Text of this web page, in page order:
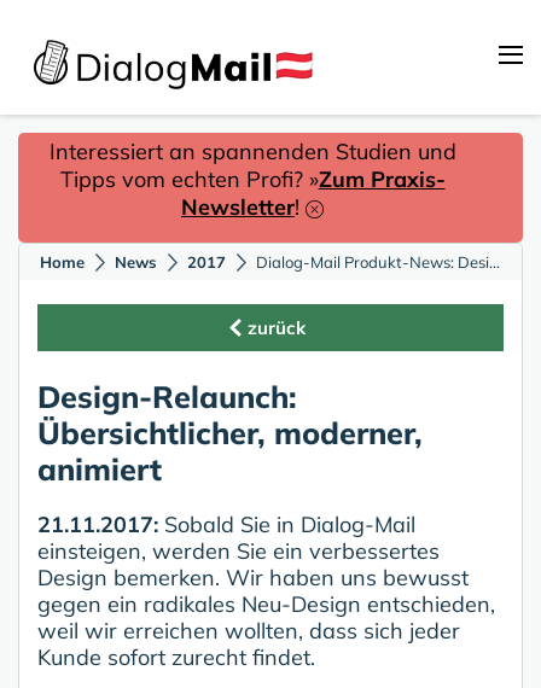
Interessiert an spannenden Studien und
Tipps vom echten Profi? »Zum Praxis-
Newsletter!
Home News 2017 Dialog-Mail Produkt-News: Design-Relaunch: Übersichtlicher, moderner, animiert
zurück
Design-Relaunch:
Übersichtlicher, moderner,
animiert
21.11.2017: Sobald Sie in Dialog-Mail
einsteigen, werden Sie ein verbessertes
Design bemerken. Wir haben uns bewusst
gegen ein radikales Neu-Design entschieden,
weil wir erreichen wollten, dass sich jeder
Kunde sofort zurecht findet.